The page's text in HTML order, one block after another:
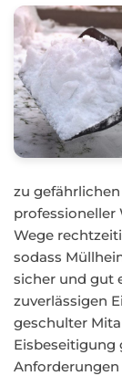
zu
professioneller
Wege
sodass
sicher und gut
zuverlässigen
geschulter
Eisbeseitigung